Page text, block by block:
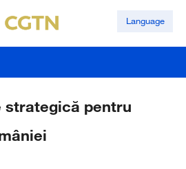
Language
strategică pentru